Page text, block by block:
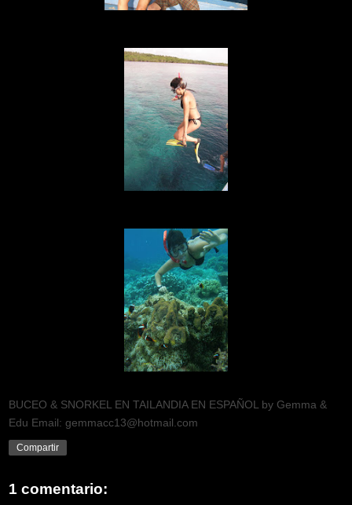
BUCEO & SNORKEL EN TAILANDIA EN ESPAÑOL by Gemma &
Edu Email: gemmacc13@hotmail.com
Compartir
1 comentario: